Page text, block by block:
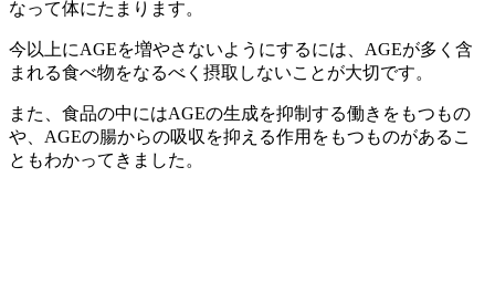
なって体にたまります。
今以上にAGEを増やさないようにするには、AGEが多く含
まれる食べ物をなるべく摂取しないことが大切です。
また、食品の中にはAGEの生成を抑制する働きをもつもの
や、AGEの腸からの吸収を抑える作用をもつものがあるこ
ともわかってきました。